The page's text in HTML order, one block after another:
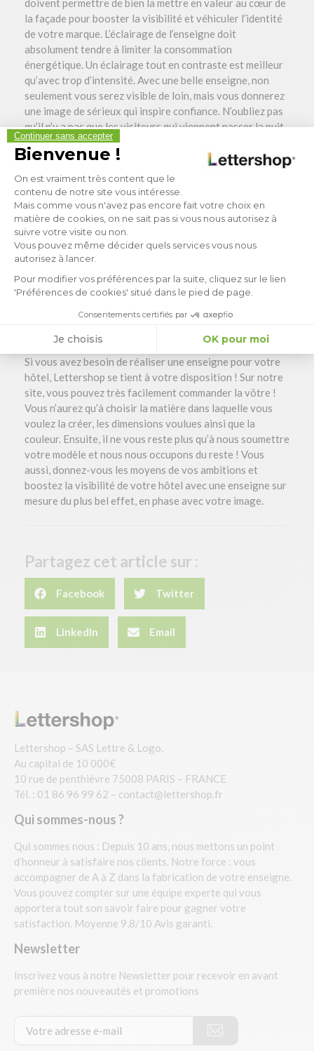
Continuer sans accepter
Bienvenue !
Plateforme de Gestion du
On est vraiment très content que le
contenu de notre site vous intéresse.
Mais comme vous n'avez pas encore fait votre choix en
matière de cookies, on ne sait pas si vous nous autorisez à
suivre votre visite ou non.
Vous pouvez même décider quels services vous nous
autorisez à lancer.
Pour modifier vos préférences par la suite, cliquez sur le lien
'Préférences de cookies' situé dans le pied de page.
Consentements certifiés par
Je choisis OK pour moi
Axeptio consent
doivent permettre de bien la mettre en valeur au cœur de
la façade pour booster la visibilité et véhiculer l’identité
de votre marque. L’éclairage de l’enseigne doit
absolument tendre à limiter la consommation
énergétique. Un éclairage tout en contraste est meilleur
qu’avec trop d’intensité. Avec une belle enseigne, non
seulement vous serez visible de loin, mais vous donnerez
une image de sérieux qui inspire confiance. N’oubliez pas
qu’il n’y a pas que les visiteurs qui viennent passer la nuit
dans votre établissement qui la verront : les utilisateurs
qui se renseigneront à votre sujet sur internet la verront
aussi sur des photos.
Pour un hôtel qui souhaite se distinguer avec une
enseigne de qualité, choisir le bon prestataire est
indispensable. Lettershop vous propose donc ses
services !
Création et fabrication en ligne
d’enseignes personnalisées pour
votre hôtel
Si vous avez besoin de réaliser une enseigne pour votre
hôtel, Lettershop se tient à votre disposition ! Sur notre
site, vous pouvez très facilement commander la vôtre !
Vous n’aurez qu’à choisir la matière dans laquelle vous
voulez la créer, les dimensions voulues ainsi que la
couleur. Ensuite, il ne vous reste plus qu’à nous soumettre
votre modèle et nous nous occupons du reste ! Vous
aussi, donnez-vous les moyens de vos ambitions et
boostez la visibilité de votre hôtel avec une enseigne sur
mesure du plus bel effet, en phase avec votre image.
Partagez cet article sur :
Facebook Twitter
LinkedIn Email
Lettershop – SAS Lettre & Logo.
Au capital de 10 000€
10 rue de penthièvre 75008 PARIS – FRANCE
Tél. : 01 86 96 99 62 – contact@lettershop.fr
Qui sommes-nous ?
Qui sommes nous : Depuis 10 ans, nous mettons un point
d’honneur à satisfaire nos clients. Notre force : vous
accompagner de A à Z dans la fabrication de votre enseigne.
Vous pouvez compter sur une équipe experte qui vous
apportera tout son savoir faire pour gagner votre
satisfaction. Moyenne 9,8/10 Avis garanti.
Newsletter
Inscrivez vous à notre Newsletter pour recevoir en avant
première nos nouveautés et promotions